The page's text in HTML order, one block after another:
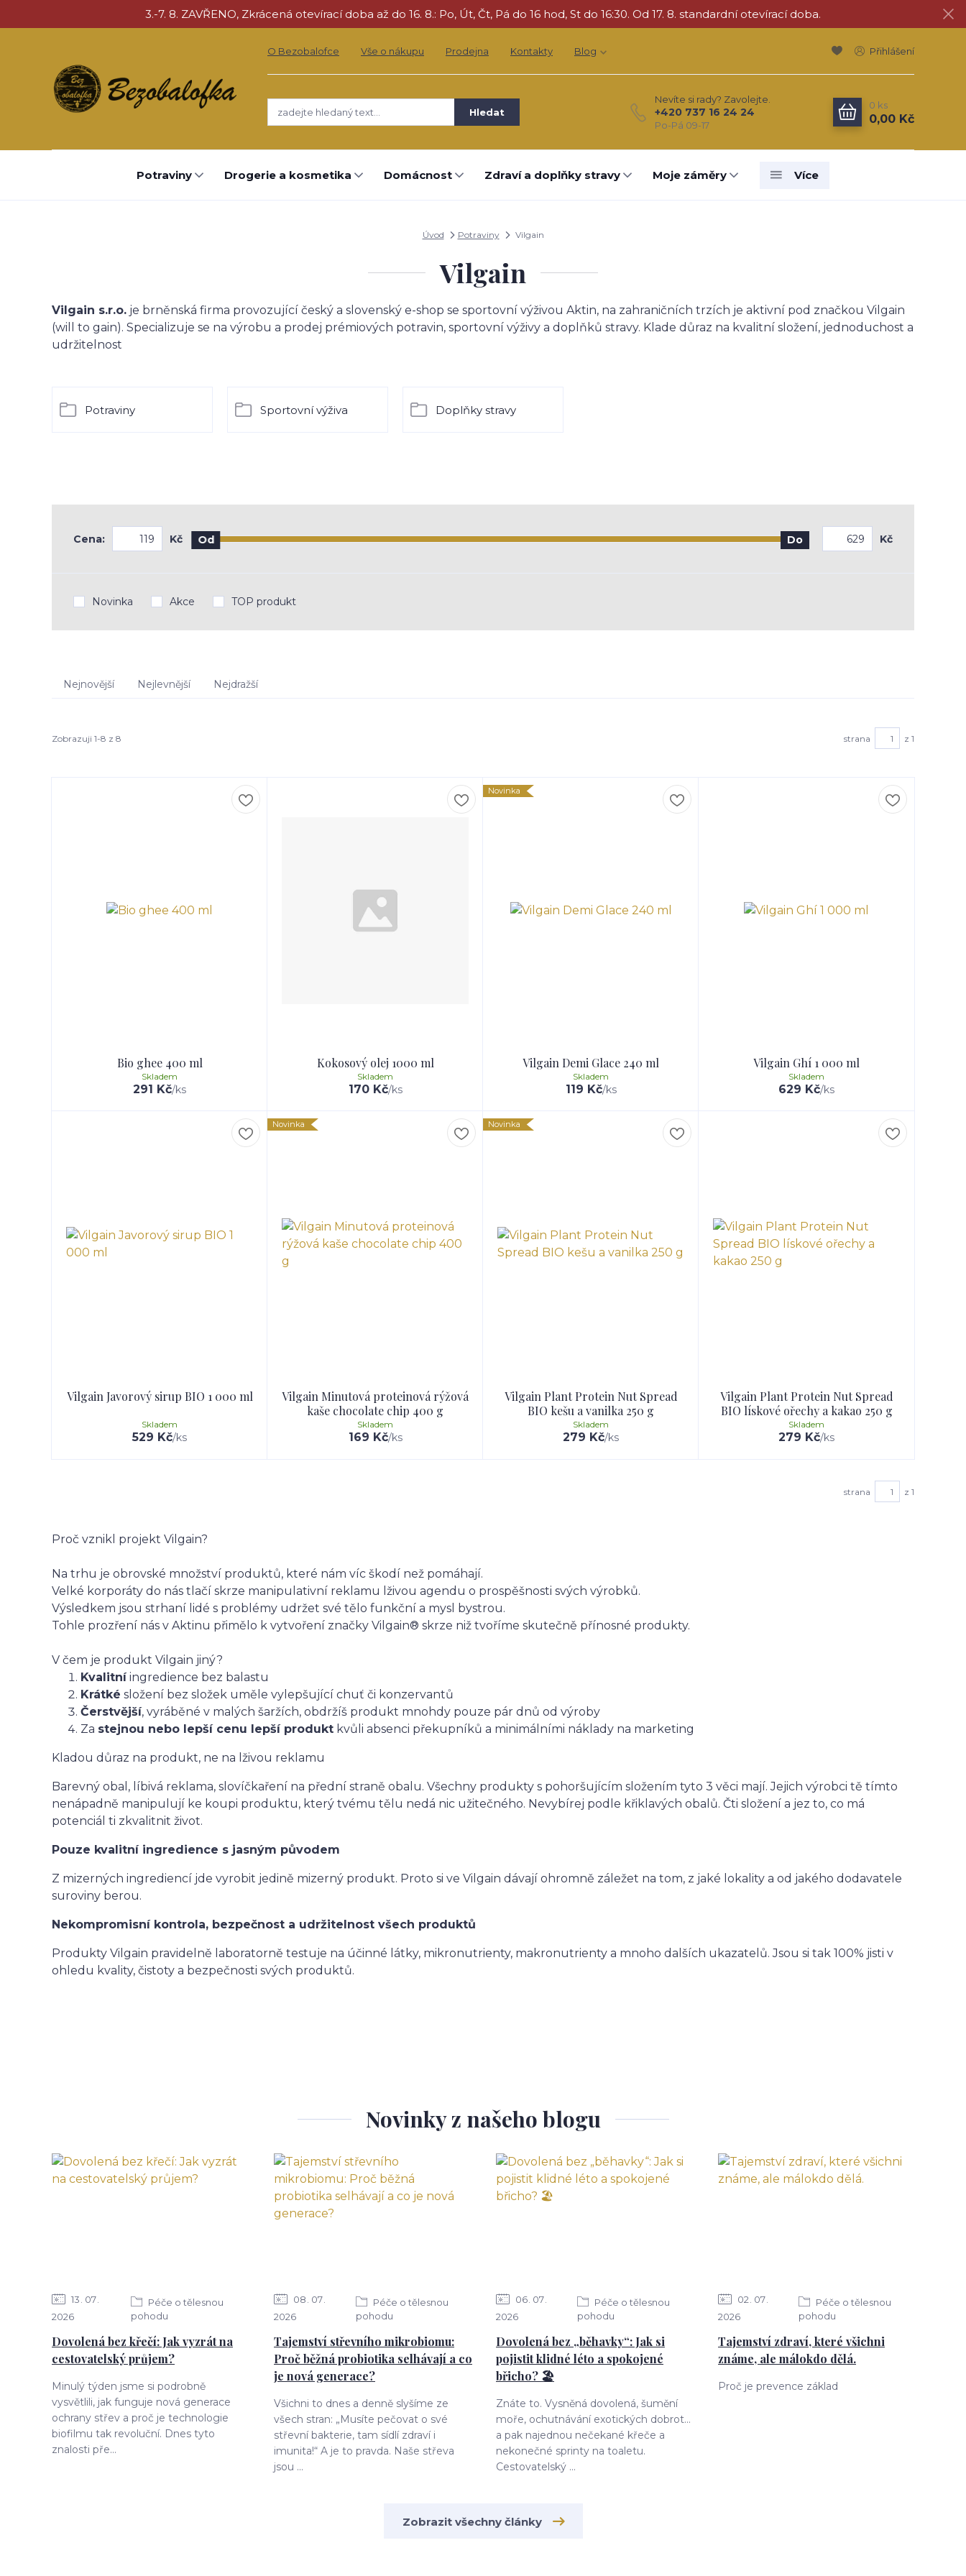
3.-7. 8. ZAVŘENO, Zkrácená otevírací doba až do 16. 8.: Po, Út, Čt, Pá do 16 hod, St do 16:30. Od 17. 8. standardní otevírací doba.
O Bezobalofce Vše o nákupu Prodejna Kontakty Blog Přihlášení
Hledat
Nevíte si rady? Zavolejte.
+420 737 16 24 24
Po-Pá 09-17
0 ks
0,00 Kč
Potraviny Drogerie a kosmetika Domácnost Zdraví a doplňky stravy Moje záměry Více
Úvod Potraviny Vilgain
Vilgain
Vilgain s.r.o. je brněnská firma provozující český a slovenský e-shop se sportovní výživou Aktin, na zahraničních trzích je aktivní pod značkou Vilgain
(will to gain). Specializuje se na výrobu a prodej prémiových potravin, sportovní výživy a doplňků stravy. Klade důraz na kvalitní složení, jednoduchost a
udržitelnost
Potraviny Sportovní výživa Doplňky stravy
Cena: Kč Od Do Kč
Novinka Akce TOP produkt
Nejnovější Nejlevnější Nejdražší
Zobrazuji 1-8 z 8 strana z 1
Bio ghee 400 ml
291 Kč/ks
Skladem
Kokosový olej 1000 ml
170 Kč/ks
Skladem
Novinka
Vilgain Demi Glace 240 ml
119 Kč/ks
Skladem
Vilgain Ghí 1 000 ml
629 Kč/ks
Skladem
Vilgain Javorový sirup BIO 1 000 ml
529 Kč/ks
Skladem
Novinka
Vilgain Minutová proteinová rýžová
kaše chocolate chip 400 g
169 Kč/ks
Skladem
Novinka
Vilgain Plant Protein Nut Spread
BIO kešu a vanilka 250 g
279 Kč/ks
Skladem
Vilgain Plant Protein Nut Spread
BIO lískové ořechy a kakao 250 g
279 Kč/ks
Skladem
strana z 1
Proč vznikl projekt Vilgain?
Na trhu je obrovské množství produktů, které nám víc škodí než pomáhají.
Velké korporáty do nás tlačí skrze manipulativní reklamu lživou agendu o prospěšnosti svých výrobků.
Výsledkem jsou strhaní lidé s problémy udržet své tělo funkční a mysl bystrou.
Tohle prozření nás v Aktinu přimělo k vytvoření značky Vilgain® skrze niž tvoříme skutečně přínosné produkty.
V čem je produkt Vilgain jiný?
Kvalitníingredience bez balastu
Krátké složení bez složek uměle vylepšující chuť či konzervantů
Čerstvější, vyráběné v malých šaržích, obdržíš produkt mnohdy pouze pár dnů od výroby
Za stejnou nebo lepší cenu lepší produkt kvůli absenci překupníků a minimálními náklady na marketing
Kladou důraz na produkt, ne na lživou reklamu
Barevný obal, líbivá reklama, slovíčkaření na přední straně obalu. Všechny produkty s pohoršujícím složením tyto 3 věci mají. Jejich výrobci tě tímto
nenápadně manipulují ke koupi produktu, který tvému tělu nedá nic užitečného. Nevybírej podle křiklavých obalů. Čti složení a jez to, co má
potenciál ti zkvalitnit život.
Pouze kvalitní ingredience s jasným původem
Z mizerných ingrediencí jde vyrobit jedině mizerný produkt. Proto si ve Vilgain dávají ohromně záležet na tom, z jaké lokality a od jakého dodavatele
suroviny berou.
Nekompromisní kontrola, bezpečnost a udržitelnost všech produktů
Produkty Vilgain pravidelně laboratorně testuje na účinné látky, mikronutrienty, makronutrienty a mnoho dalších ukazatelů. Jsou si tak 100% jisti v
ohledu kvality, čistoty a bezpečnosti svých produktů.
Novinky z našeho blogu
13 07
2026
Péče o tělesnou
pohodu
Dovolená bez křečí: Jak vyzrát na
cestovatelský průjem?
Minulý týden jsme si podrobně
vysvětlili, jak funguje nová generace
ochrany střev a proč je technologie
biofilmu tak revoluční. Dnes tyto
znalosti pře...
08 07
2026
Péče o tělesnou
pohodu
Tajemství střevního mikrobiomu:
Proč běžná probiotika selhávají a co
je nová generace?
Všichni to dnes a denně slyšíme ze
všech stran: „Musíte pečovat o své
střevní bakterie, tam sídlí zdraví i
imunita!“ A je to pravda. Naše střeva
jsou ...
06 07
2026
Péče o tělesnou
pohodu
Dovolená bez „běhavky“: Jak si
pojistit klidné léto a spokojené
břicho? 🏖️
Znáte to. Vysněná dovolená, šumění
moře, ochutnávání exotických dobrot...
a pak najednou nečekané křeče a
nekonečné sprinty na toaletu.
Cestovatelský ...
02 07
2026
Péče o tělesnou
pohodu
Tajemství zdraví, které všichni
známe, ale málokdo dělá.
Proč je prevence základ
Zobrazit všechny články